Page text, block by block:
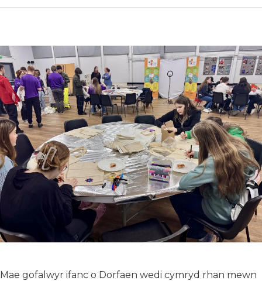
Mae gofalwyr ifanc o Dorfaen wedi cymryd rhan mewn